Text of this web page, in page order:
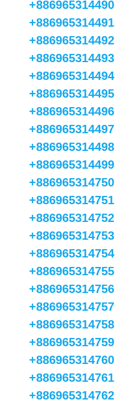
+886965314490
+886965314491
+886965314492
+886965314493
+886965314494
+886965314495
+886965314496
+886965314497
+886965314498
+886965314499
+886965314750
+886965314751
+886965314752
+886965314753
+886965314754
+886965314755
+886965314756
+886965314757
+886965314758
+886965314759
+886965314760
+886965314761
+886965314762